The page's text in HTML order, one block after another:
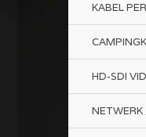
KABEL
HD-SDI
NETWERK